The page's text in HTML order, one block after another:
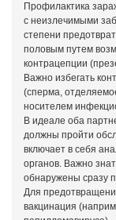
Профилактика
с неизлечимыми
степени
половым путем
контрацепции
Важно избегать
(сперма,
носителем
В идеале оба
должны пройти
включает в себя
органов. Важно
обнаружены сразу
Для
вакцинация